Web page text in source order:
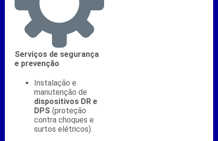
Serviços de segurança
e prevenção
Instalação e
manutenção de
dispositivos DR e
DPS (proteção
contra choques e
surtos elétricos).